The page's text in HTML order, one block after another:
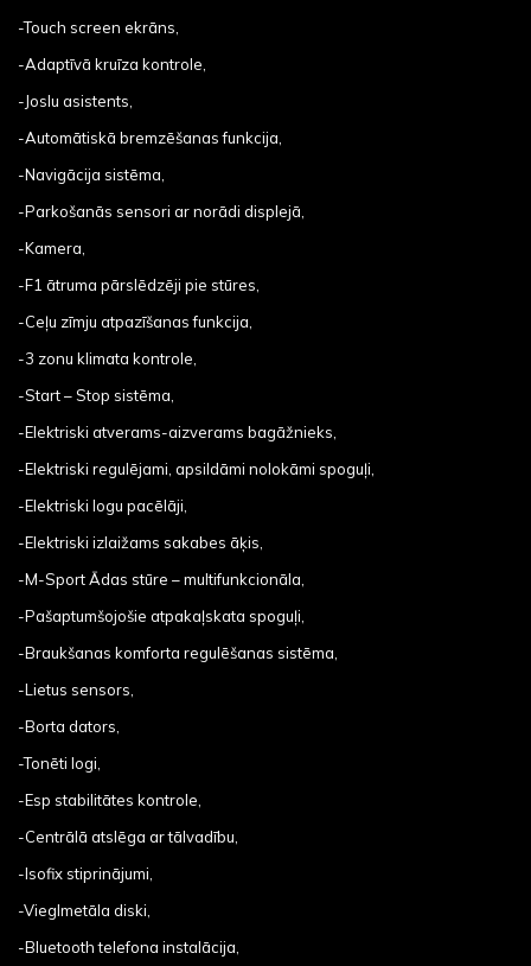
-Touch screen ekrāns,
-Adaptīvā kruīza kontrole,
-Joslu asistents,
-Automātiskā bremzēšanas funkcija,
-Navigācija sistēma,
-Parkošanās sensori ar norādi displejā,
-Kamera,
-F1 ātruma pārslēdzēji pie stūres,
-Ceļu zīmju atpazīšanas funkcija,
-3 zonu klimata kontrole,
-Start – Stop sistēma,
-Elektriski atverams-aizverams bagāžnieks,
-Elektriski regulējami, apsildāmi nolokāmi spoguļi,
-Elektriski logu pacēlāji,
-Elektriski izlaižams sakabes āķis,
-M-Sport Ādas stūre – multifunkcionāla,
-Pašaptumšojošie atpakaļskata spoguļi,
-Braukšanas komforta regulēšanas sistēma,
-Lietus sensors,
-Borta dators,
-Tonēti logi,
-Esp stabilitātes kontrole,
-Centrālā atslēga ar tālvadību,
-Isofix stiprinājumi,
-Vieglmetāla diski,
-Bluetooth telefona instalācija,